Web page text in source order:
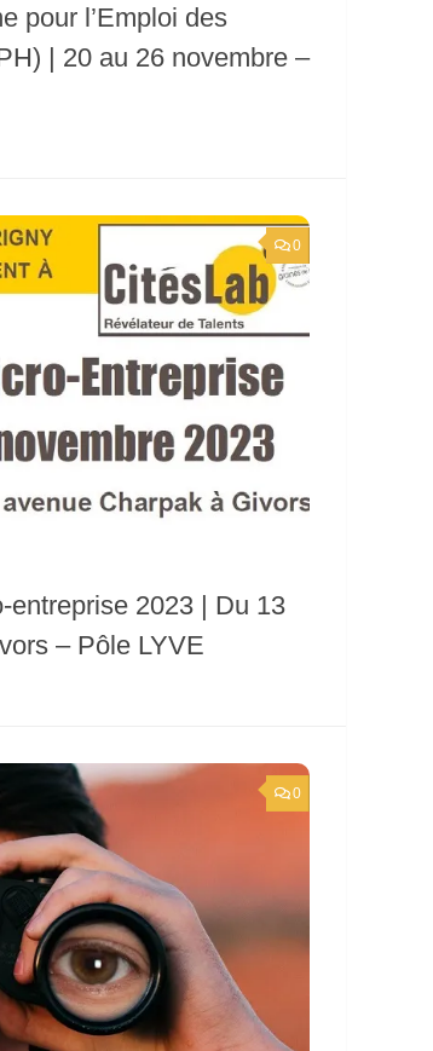
pour l’Emploi des
| 20 au 26 novembre –
0
entreprise 2023 | Du 13
– Pôle LYVE
0